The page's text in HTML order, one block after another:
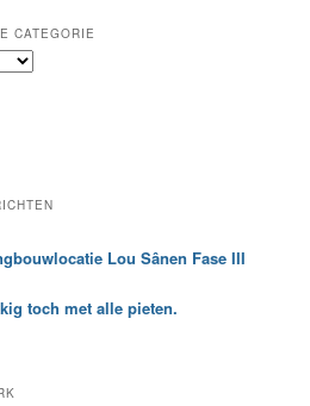
CATEGORIE
Lou Sânen Fase III
toch met alle pieten.